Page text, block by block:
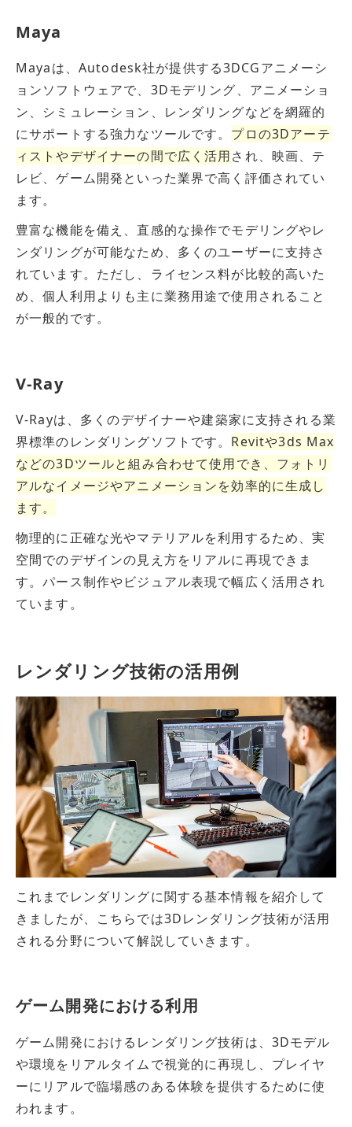
Maya
Mayaは、Autodesk社が提供する3DCGアニメーシ
ョンソフトウェアで、3Dモデリング、アニメーショ
ン、シミュレーション、レンダリングなどを網羅的
にサポートする強力なツールです。 プロの3Dアーテ
ィストやデザイナーの間で広く活用され、映画、テ
レビ、ゲーム開発といった業界で高く評価されてい
ます。
豊富な機能を備え、直感的な操作でモデリングやレ
ンダリングが可能なため、多くのユーザーに支持さ
れています。ただし、ライセンス料が比較的高いた
め、個人利用よりも主に業務用途で使用されること
が一般的です。
V-Ray
V-Rayは、多くのデザイナーや建築家に支持される業
界標準のレンダリングソフトです。 Revitや3ds Max
などの3Dツールと組み合わせて使用でき、フォトリ
アルなイメージやアニメーションを効率的に生成し
ます。
物理的に正確な光やマテリアルを利用するため、実
空間でのデザインの見え方をリアルに再現できま
す。パース制作やビジュアル表現で幅広く活用され
ています。
レンダリング技術の活用例
これまでレンダリングに関する基本情報を紹介して
きましたが、こちらでは3Dレンダリング技術が活用
される分野について解説していきます。
ゲーム開発における利用
ゲーム開発におけるレンダリング技術は、3Dモデル
や環境をリアルタイムで視覚的に再現し、プレイヤ
ーにリアルで臨場感のある体験を提供するために使
われます。